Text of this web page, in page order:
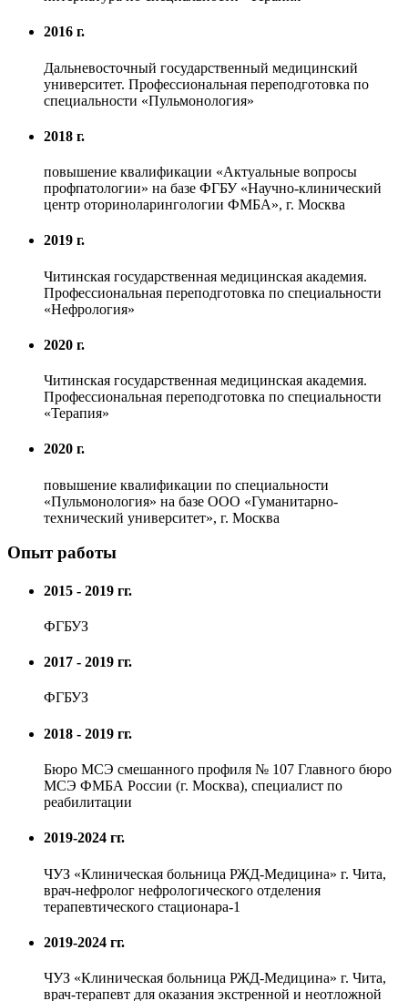
2016 г.
Дальневосточный государственный медицинский
университет. Профессиональная переподготовка по
специальности «Пульмонология»
2018 г.
повышение квалификации «Актуальные вопросы
профпатологии» на базе ФГБУ «Научно-клинический
центр оториноларингологии ФМБА», г. Москва
2019 г.
Читинская государственная медицинская академия.
Профессиональная переподготовка по специальности
«Нефрология»
2020 г.
Читинская государственная медицинская академия.
Профессиональная переподготовка по специальности
«Терапия»
2020 г.
повышение квалификации по специальности
«Пульмонология» на базе ООО «Гуманитарно-
технический университет», г. Москва
Опыт работы
2015 - 2019 гг.
ФГБУЗ
2017 - 2019 гг.
ФГБУЗ
2018 - 2019 гг.
Бюро МСЭ смешанного профиля № 107 Главного бюро
МСЭ ФМБА России (г. Москва), специалист по
реабилитации
2019-2024 гг.
ЧУЗ «Клиническая больница РЖД-Медицина» г. Чита,
врач-нефролог нефрологического отделения
терапевтического стационара-1
2019-2024 гг.
ЧУЗ «Клиническая больница РЖД-Медицина» г. Чита,
врач-терапевт для оказания экстренной и неотложной